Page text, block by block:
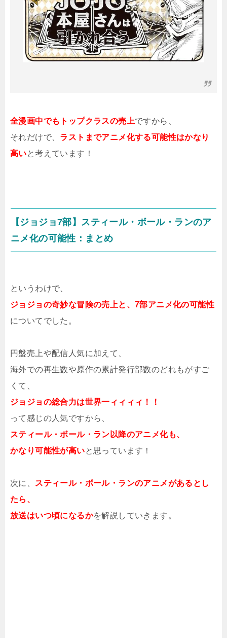
全漫画中でもトップクラスの売上ですから、
それだけで、 ラストまでアニメ化する可能性はかなり
高いと考えています！
【ジョジョ7部】スティール・ボール・ランのア
ニメ化の可能性：まとめ
というわけで、
ジョジョの奇妙な冒険の売上と、7部アニメ化の可能性
についてでした。
円盤売上や配信人気に加えて、
海外での再生数や原作の累計発行部数のどれもがすご
くて、
ジョジョの総合力は世界一ィィィィ！！
って感じの人気ですから、
スティール・ボール・ラン以降のアニメ化も、
かなり可能性が高いと思っています！
次に、
スティール・ボール・ランのアニメがあるとし
たら、
放送はいつ頃になるかを解説していきます。